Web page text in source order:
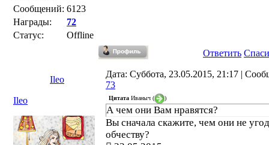
Сообщений: 6123
Награды:
72
Статус:
Offline
Ответить
Ileo
Дата: Суббота, 23.05.2015, 21:17 |
73
Ileo
Цитата Иваныч ( )
А чем они Вам нравятся?
Вы сначала скажите, чем они не
обчеству?